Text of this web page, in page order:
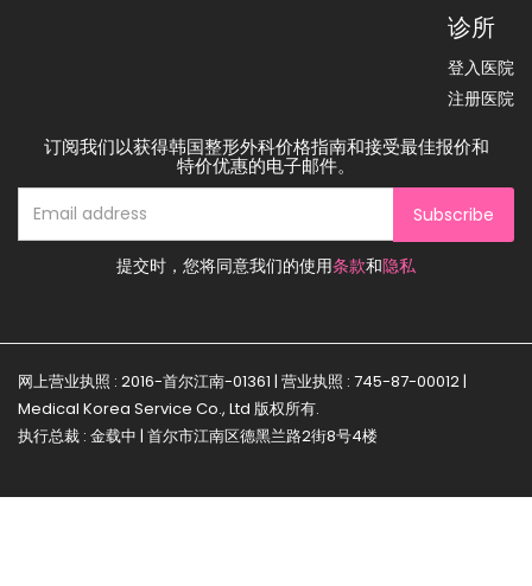
诊所
登入医院
注册医院
订阅我们以获得韩国整形外科价格指南和接受最佳报价和
特价优惠的电子邮件。
Subscribe
提交时，您将同意我们的使用条款和隐私
网上营业执照 : 2016-首尔江南-01361 | 营业执照 : 745-87-00012 |
Medical Korea Service Co., Ltd 版权所有.
执行总裁 : 金载中 | 首尔市江南区德黑兰路2街8号4楼